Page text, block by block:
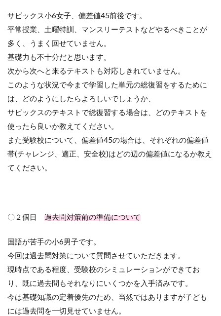
サピックス小6女子、偏差値45前後です。
平常授業、土曜特訓、マンスリーテストなどやるべきことが
多く、うまく回せていません。
基礎力も不十分だと思います。
次から次へと来るテキストも対応しきれていません。
このような状況で今まで学習した単元の総復習をするために
は、どのようにしたらよろしいでしょうか、
サピックスのテキストで総復習する場合は、どのテキストを
使ったら良いか教えてください。
また受験校について、偏差値45の場合は、それぞれの偏差値
帯(チャレンジ、適正、安全校)はどの辺の偏差値になるか教え
てください。
〇２個目 過去問対策前の準備について
国語が苦手の小6男子です。
今回は過去問対策について質問させていただきます。
現時点である程度、受験校のシミュレーションができてお
り、既に過去問もそれなりにいくつかを入手済みです。
今は基礎知識の定着優先のため、当然ではありますが子ども
には過去問を一切見せていません。